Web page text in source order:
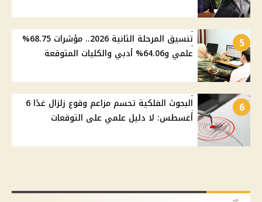
5
تنسيق المرحلة الثانية 2026.. مؤشرات 68.75%
علمي و64.06% أدبي والكليات المتوقعة
6
البحوث الفلكية تحسم مزاعم وقوع زلزال غدًا 6
أغسطس: لا دليل علمي على التوقعات